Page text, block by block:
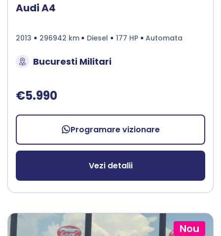
Audi A4
2013 296942 km Diesel 177 HP Automata
Bucuresti Militari
€5.990
Programare vizionare
Vezi detalii
Nou